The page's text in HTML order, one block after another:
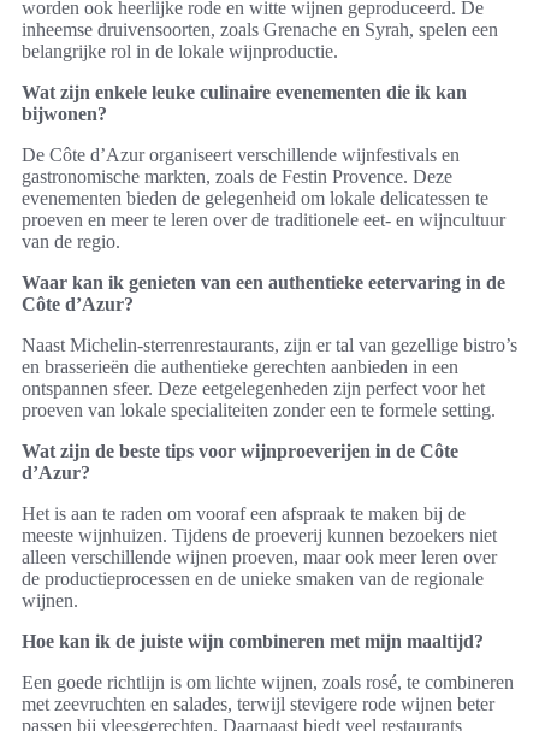
worden ook heerlijke rode en witte wijnen geproduceerd. De
inheemse druivensoorten, zoals Grenache en Syrah, spelen een
belangrijke rol in de lokale wijnproductie.
Wat zijn enkele leuke culinaire evenementen die ik kan
bijwonen?
De Côte d’Azur organiseert verschillende wijnfestivals en
gastronomische markten, zoals de Festin Provence. Deze
evenementen bieden de gelegenheid om lokale delicatessen te
proeven en meer te leren over de traditionele eet- en wijncultuur
van de regio.
Waar kan ik genieten van een authentieke eetervaring in de
Côte d’Azur?
Naast Michelin-sterrenrestaurants, zijn er tal van gezellige bistro’s
en brasserieën die authentieke gerechten aanbieden in een
ontspannen sfeer. Deze eetgelegenheden zijn perfect voor het
proeven van lokale specialiteiten zonder een te formele setting.
Wat zijn de beste tips voor wijnproeverijen in de Côte
d’Azur?
Het is aan te raden om vooraf een afspraak te maken bij de
meeste wijnhuizen. Tijdens de proeverij kunnen bezoekers niet
alleen verschillende wijnen proeven, maar ook meer leren over
de productieprocessen en de unieke smaken van de regionale
wijnen.
Hoe kan ik de juiste wijn combineren met mijn maaltijd?
Een goede richtlijn is om lichte wijnen, zoals rosé, te combineren
met zeevruchten en salades, terwijl stevigere rode wijnen beter
passen bij vleesgerechten. Daarnaast biedt veel restaurants